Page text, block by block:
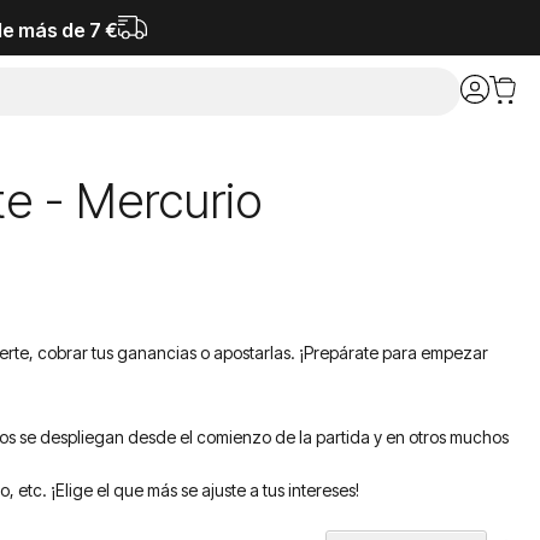
más de 7 €
- Mercurio
cobrar tus ganancias o apostarlas. ¡Prepárate para empezar
se despliegan desde el comienzo de la partida y en otros muchos
¡Elige el que más se ajuste a tus intereses!